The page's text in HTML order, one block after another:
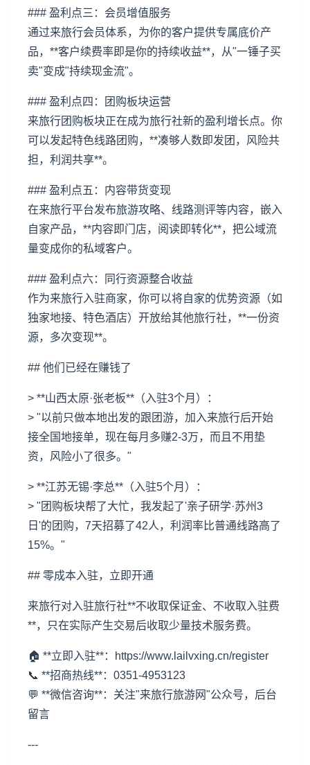
### 盈利点三：会员增值服务
通过来旅行会员体系，为你的客户提供专属底价产
品，**客户续费率即是你的持续收益**，从"一锤子买
卖"变成"持续现金流"。
### 盈利点四：团购板块运营
来旅行团购板块正在成为旅行社新的盈利增长点。你
可以发起特色线路团购，**凑够人数即发团，风险共
担，利润共享**。
### 盈利点五：内容带货变现
在来旅行平台发布旅游攻略、线路测评等内容，嵌入
自家产品，**内容即门店，阅读即转化**，把公域流
量变成你的私域客户。
### 盈利点六：同行资源整合收益
作为来旅行入驻商家，你可以将自家的优势资源（如
独家地接、特色酒店）开放给其他旅行社，**一份资
源，多次变现**。
## 他们已经在赚钱了
> **山西太原·张老板**（入驻3个月）：
> "以前只做本地出发的跟团游，加入来旅行后开始
接全国地接单，现在每月多赚2-3万，而且不用垫
资，风险小了很多。"
> **江苏无锡·李总**（入驻5个月）：
> "团购板块帮了大忙，我发起了'亲子研学·苏州3
日'的团购，7天招募了42人，利润率比普通线路高了
15%。"
## 零成本入驻，立即开通
来旅行对入驻旅行社**不收取保证金、不收取入驻费
**，只在实际产生交易后收取少量技术服务费。
🏠 **立即入驻**：https://www.lailvxing.cn/register
📞 **招商热线**：0351-4953123
💬 **微信咨询**：关注"来旅行旅游网"公众号，后台
留言
---